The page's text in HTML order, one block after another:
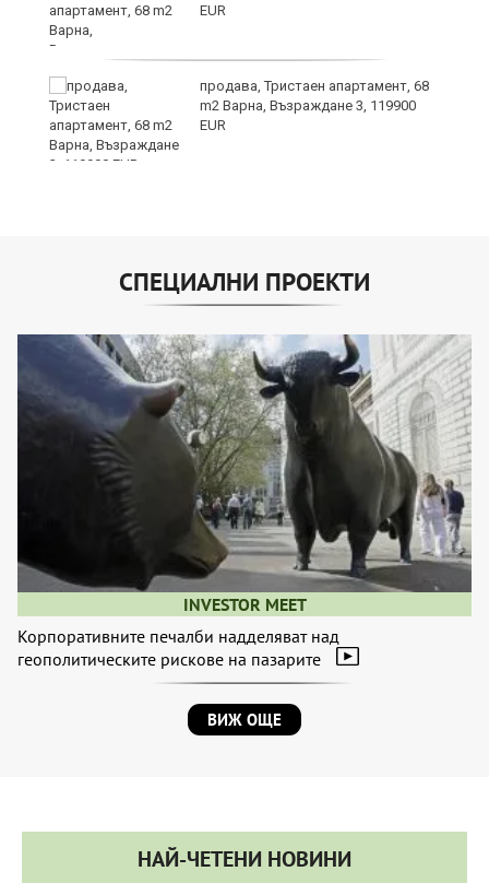
EUR
продава, Тристаен апартамент, 68
m2 Варна, Възраждане 3, 119900
EUR
СПЕЦИАЛНИ ПРОЕКТИ
INVESTOR MEET
Корпоративните печалби надделяват над
геополитическите рискове на пазарите
ВИЖ ОЩЕ
НАЙ-ЧЕТЕНИ НОВИНИ